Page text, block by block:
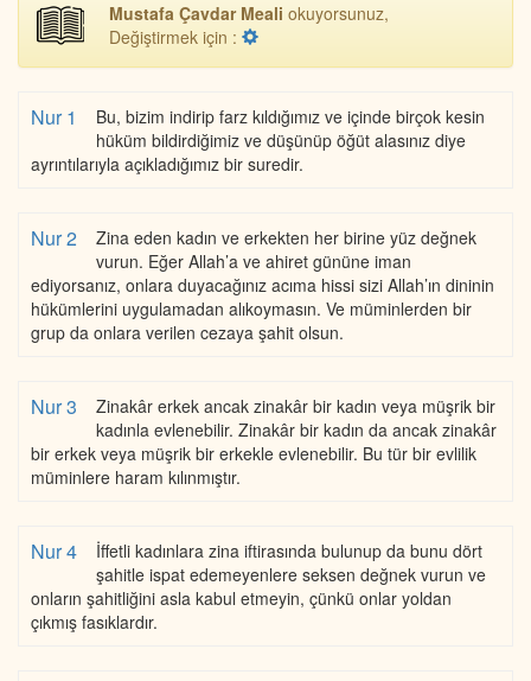
Mustafa Çavdar Meali okuyorsunuz,
Değiştirmek için :
Nur 1
Bu, bizim indirip farz kıldığımız ve içinde birçok kesin
hüküm bildirdiğimiz ve düşünüp öğüt alasınız diye
ayrıntılarıyla açıkladığımız bir suredir.
Nur 2
Zina eden kadın ve erkekten her birine yüz değnek
vurun. Eğer Allah’a ve ahiret gününe iman
ediyorsanız, onlara duyacağınız acıma hissi sizi Allah’ın dininin
hükümlerini uygulamadan alıkoymasın. Ve müminlerden bir
grup da onlara verilen cezaya şahit olsun.
Nur 3
Zinakâr erkek ancak zinakâr bir kadın veya müşrik bir
kadınla evlenebilir. Zinakâr bir kadın da ancak zinakâr
bir erkek veya müşrik bir erkekle evlenebilir. Bu tür bir evlilik
müminlere haram kılınmıştır.
Nur 4
İffetli kadınlara zina iftirasında bulunup da bunu dört
şahitle ispat edemeyenlere seksen değnek vurun ve
onların şahitliğini asla kabul etmeyin, çünkü onlar yoldan
çıkmış fasıklardır.